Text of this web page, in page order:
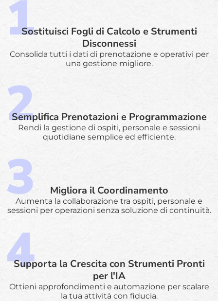
Sostituisci Fogli di Calcolo e Strumenti
Disconnessi
Consolida tutti i dati di prenotazione e operativi per
una gestione migliore.
Semplifica Prenotazioni e Programmazione
Rendi la gestione di ospiti, personale e sessioni
quotidiane semplice ed efficiente.
Migliora il Coordinamento
Aumenta la collaborazione tra ospiti, personale e
sessioni per operazioni senza soluzione di continuità.
Supporta la Crescita con Strumenti Pronti
per l'IA
Ottieni approfondimenti e automazione per scalare
la tua attività con fiducia.